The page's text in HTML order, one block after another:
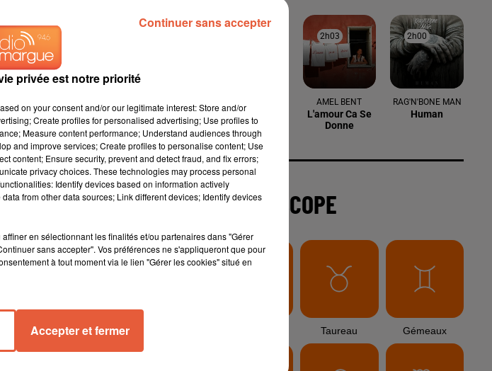
de grande ampleur.
le président de la Caisse nationale
Cette décision suspend
à 1 euro le kilomètre contre
cadre du budget de la Sécurité
du-Rhône a paralysé la circulation,
3 août 2026
Sauvage'On Festival : une première
édition électro attendue au cœur...
retour de la demande redonne de...
Arles : la coupe mulet a fait
sensation lors d'une étape...
privée est notre priorité
on your consent and/or our legitimate interest: Store and/or
Create profiles for personalised advertising; Use profiles to
Measure content performance; Understand audiences through
and improve services; Create profiles to personalise content; Use
content; Ensure security, prevent and detect fraud, and fix errors;
privacy choices. These technologies may process personal
Identify devices based on information actively
from other data sources; Link different devices; Identify devices
en sélectionnant les finalités et/ou partenaires dans "Gérer
sans accepter". Vos préférences ne s'appliqueront que pour
à tout moment via le lien "Gérer les cookies" situé en
Accepter et fermer
Continuer sans accepter